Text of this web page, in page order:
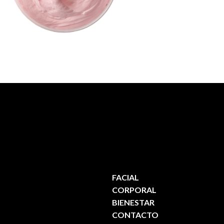
FACIAL
CORPORAL
BIENESTAR
CONTACTO